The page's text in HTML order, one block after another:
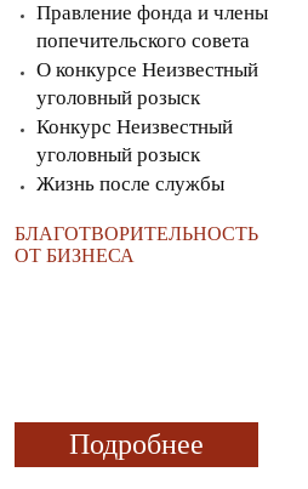
Правление фонда и члены
попечительского совета
О конкурсе Неизвестный
уголовный розыск
Конкурс Неизвестный
уголовный розыск
Жизнь после службы
БЛАГОТВОРИТЕЛЬНОСТЬ
ОТ БИЗНЕСА
Подробнее